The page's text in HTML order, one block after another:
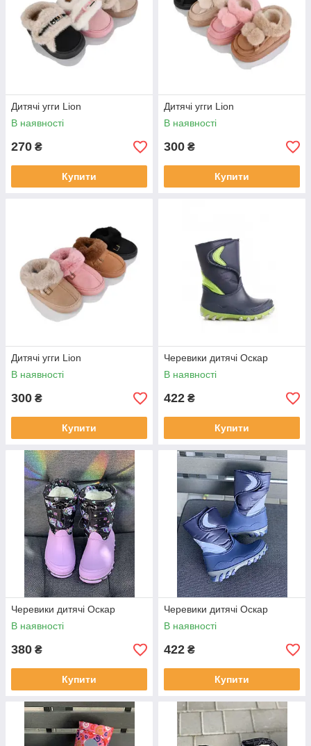
Дитячі угги Lion
В наявності
270 ₴
Купити
Дитячі угги Lion
В наявності
300 ₴
Купити
Дитячі угги Lion
В наявності
300 ₴
Купити
Черевики дитячі Оскар
В наявності
422 ₴
Купити
Черевики дитячі Оскар
В наявності
380 ₴
Купити
Черевики дитячі Оскар
В наявності
422 ₴
Купити